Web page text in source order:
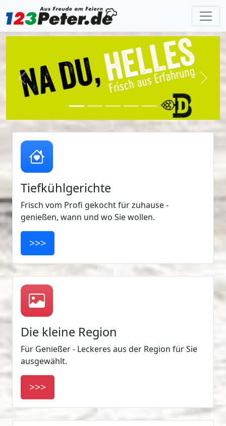
Previous Next
Tiefkühlgerichte
Frisch vom Profi gekocht für zuhause -
genießen, wann und wo Sie wollen.
>>>
Die kleine Region
Für Genießer - Leckeres aus der Region für Sie
ausgewählt.
>>>